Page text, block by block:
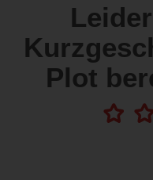
Plot